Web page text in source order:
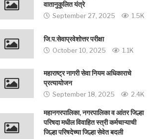
वातानुकूलित यंत्रे
September 27, 2025 1.5K
जि.प.सेवाप्रवेशोत्तर परीक्षा
October 10, 2025 1.1K
महाराष्ट्र नागरी सेवा नियम अधिकाराचे
प्रत्यायोजन
September 18, 2025 2.4K
महानगरपालिका, नगरपालिका व आंतर जिल्हा
परिषदा मधील विवाहित स्त्री कर्मचाऱ्याची
जिल्हा परिषदेच्या जिल्हा सेवेत बदली